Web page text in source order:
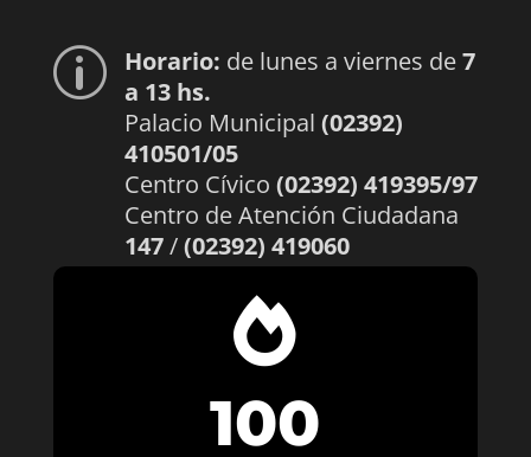
p Horario: de lunes a viernes de7
a 13 hs.
Palacio Municipal (02392)
410501/05
Centro Cívico (02392) 419395/97
Centro de Atención Ciudadana
147/(02392) 419060

100